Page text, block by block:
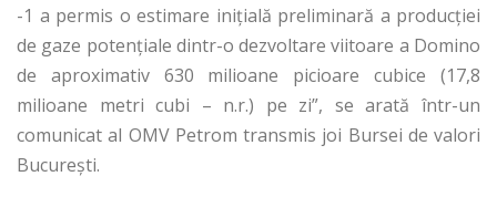
-1 a permis o estimare iniţială preliminară a producţiei
de gaze potenţiale dintr-o dezvoltare viitoare a Domino
de aproximativ 630 milioane picioare cubice (17,8
milioane metri cubi – n.r.) pe zi”, se arată într-un
comunicat al OMV Petrom transmis joi Bursei de valori
Bucureşti.